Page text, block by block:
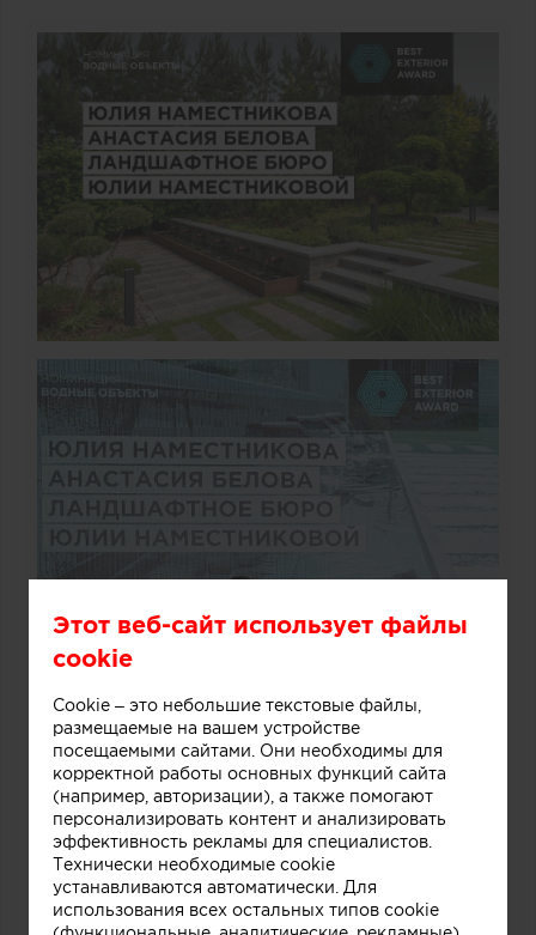
Этот веб-сайт использует файлы
cookie
Cookie – это небольшие текстовые файлы,
размещаемые на вашем устройстве
посещаемыми сайтами. Они необходимы для
корректной работы основных функций сайта
(например, авторизации), а также помогают
персонализировать контент и анализировать
эффективность рекламы для специалистов.
Технически необходимые cookie
устанавливаются автоматически. Для
использования всех остальных типов cookie